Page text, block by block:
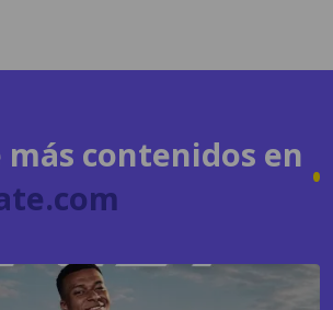
más contenidos en